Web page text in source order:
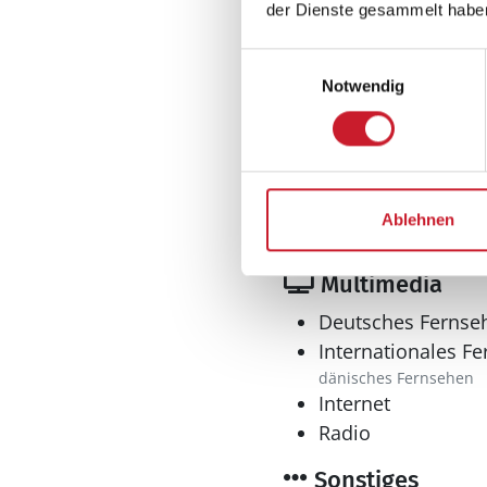
der Dienste gesammelt
Notwendig
Ablehnen
Bad
Anzahl Duschen: 2
Anzahl
Multimedia
Deutsches
Internationales
dänisches Fernsehen
Internet
Radio
Sonstiges